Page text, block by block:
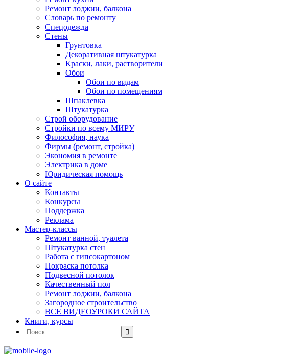
Ремонт лоджии, балкона
Словарь по ремонту
Спецодежда
Стены
Грунтовка
Декоративная штукатурка
Краски, лаки, растворители
Обои
Обои по видам
Обои по помещениям
Шпаклевка
Штукатурка
Строй оборудование
Стройки по всему МИРУ
Философия, наука
Фирмы (ремонт, стройка)
Экономия в ремонте
Электрика в доме
Юридическая помощь
О сайте
Контакты
Конкурсы
Поддержка
Реклама
Мастер-классы
Ремонт ванной, туалета
Штукатурка стен
Работа с гипсокартоном
Покраска потолка
Подвесной потолок
Качественный пол
Ремонт лоджии, балкона
Загородное строительство
ВСЕ ВИДЕОУРОКИ САЙТА
Книги, курсы